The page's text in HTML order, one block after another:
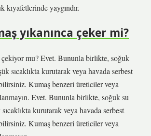
kıyafetlerinde yaygındır.
yıkanınca çeker mi?
mu? Evet. Bununla birlikte, soğuk
sıcaklıkta kurutarak veya havada serbest
Kumaş benzeri üreticiler veya
Evet. Bununla birlikte, soğuk su
kurutarak veya havada serbest
Kumaş benzeri üreticiler veya